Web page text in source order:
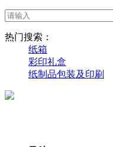
热门搜索：
纸箱
彩印礼盒
纸制品包装及印刷